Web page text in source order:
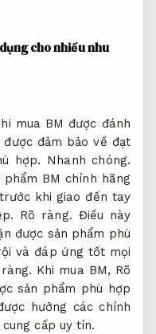
cho nhiều nhu
mua BM được đánh
đảm bảo về đạt
hợp. Nhanh chóng.
phẩm BM chính hãng
khi giao đến tay
Rõ ràng. Điều này
được sản phẩm phù
và đáp ứng tốt mọi
Khi mua BM, Rõ
sản phẩm phù hợp
hưởng các chính
cấp uy tín.